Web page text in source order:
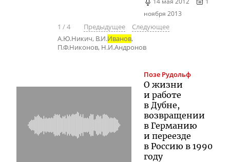
ноября 2013
1 /4 Предыдущее
Следующее
А.Ю.Никич, В.И.Иванов,
П.Ф.Никонов, Н.И.Андронов
Позе Рудольф
О жизни
и работе
в Дубне,
возвращении
в Германию
и переезде
в Россию в 1990
году